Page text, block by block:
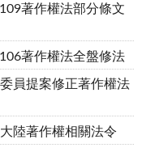
著作權法部分條文
著作權法全盤修法
員提案修正著作權法
陸著作權相關法令